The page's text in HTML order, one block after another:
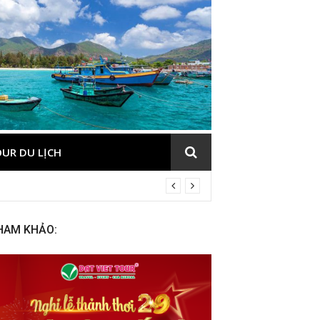
DU LỊCH
KHẢO: